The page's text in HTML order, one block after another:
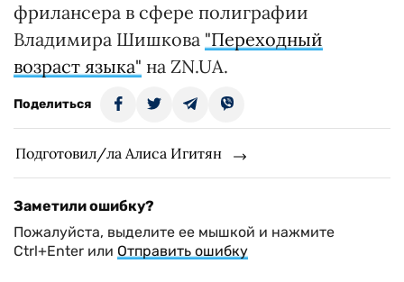
фрилансера в сфере полиграфии
Владимира Шишкова "Переходный
возраст языка" на ZN.UA.
Поделиться
Подготовил/ла Алиса Игитян
Заметили ошибку?
Пожалуйста, выделите ее мышкой и нажмите
Ctrl+Enter или Отправить ошибку